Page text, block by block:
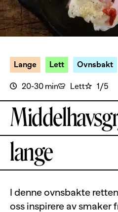
Lange Lett Ovnsbakt
20-30 min Lett 1/5
lange
I denne ovnsbakte
oss inspirere av smaker